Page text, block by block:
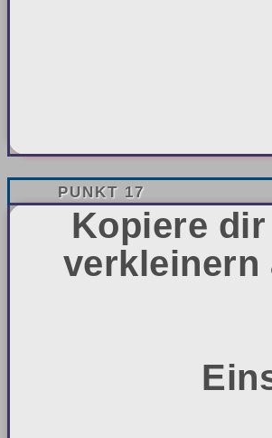
PUNKT 17
Kopiere
verkleinern